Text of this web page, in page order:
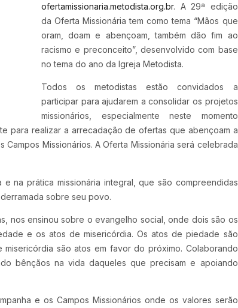
ofertamissionaria.metodista.org.br. A 29ª edição
da Oferta Missionária tem como tema “Mãos que
oram, doam e abençoam, também dão fim ao
racismo e preconceito”, desenvolvido com base
no tema do ano da Igreja Metodista.
Todos os metodistas estão convidados a
participar para ajudarem a consolidar os projetos
missionários, especialmente neste momento
para realizar a arrecadação de ofertas que abençoam a
Missionários. A Oferta Missionária será celebrada
na prática missionária integral, que são compreendidas
sobre seu povo.
nos ensinou sobre o evangelho social, onde dois são os
e os atos de misericórdia. Os atos de piedade são
são atos em favor do próximo. Colaborando
bênçãos na vida daqueles que precisam e apoiando
e os Campos Missionários onde os valores serão